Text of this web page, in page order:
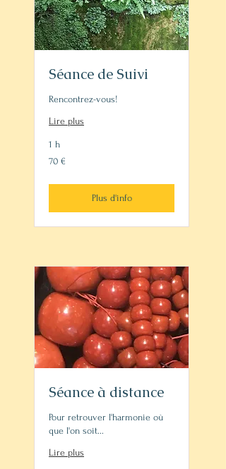
Séance de Suivi
Rencontrez-vous!
Lire plus
1 h
70
euros
70 €
Plus d'info
Séance à distance
Pour retrouver l'harmonie où
que l'on soit...
Lire plus